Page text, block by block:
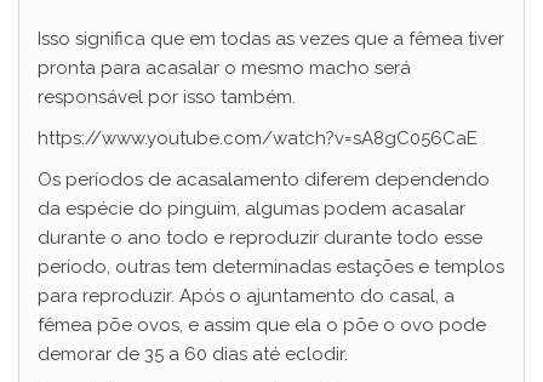
Isso significa que em todas as vezes que a fêmea tiver
pronta para acasalar o mesmo macho será
responsável por isso também.
https://www.youtube.com/watch?v=sA8gC056CaE
Os períodos de acasalamento diferem dependendo
da espécie do pinguim, algumas podem acasalar
durante o ano todo e reproduzir durante todo esse
período, outras tem determinadas estações e templos
para reproduzir. Após o ajuntamento do casal, a
fêmea põe ovos, e assim que ela o põe o ovo pode
demorar de 35 a 60 dias até eclodir.